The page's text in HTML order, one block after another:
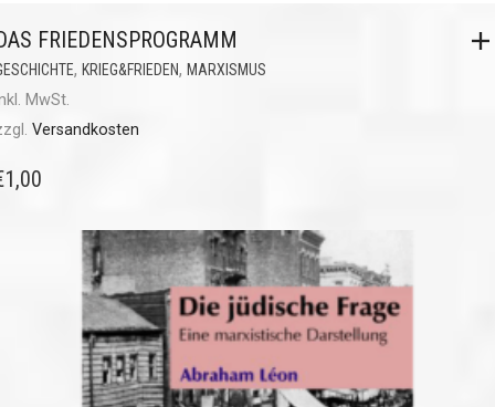
FRIEDENSPROGRAMM
, KRIEG&FRIEDEN, MARXISMUS
MwSt.
Versandkosten
1,00